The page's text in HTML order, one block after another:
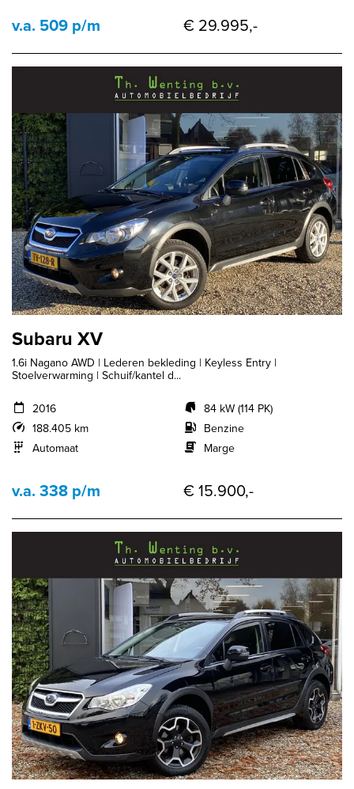
v.a. 509 p/m € 29.995,-
Subaru XV
1.6i Nagano AWD | Lederen bekleding | Keyless Entry |
Stoelverwarming | Schuif/kantel d...
2016
188.405 km
Automaat
84 kW (114 PK)
Benzine
Marge
v.a. 338 p/m € 15.900,-